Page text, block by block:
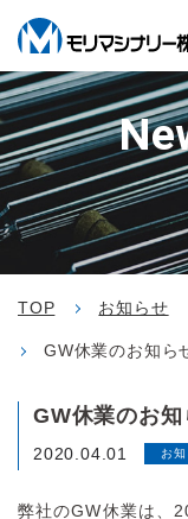
TOP お知らせ
GW休業のお知ら
GW休業のお知
2020.04.01 お
弊社のGW休業は、